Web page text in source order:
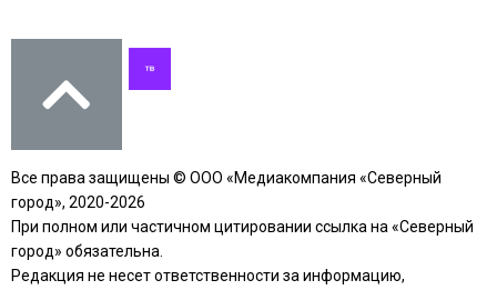
Все права защищены © ООО «Медиакомпания «Северный
город», 2020-2026
При полном или частичном цитировании ссылка на «Северный
город» обязательна.
Редакция не несет ответственности за информацию,